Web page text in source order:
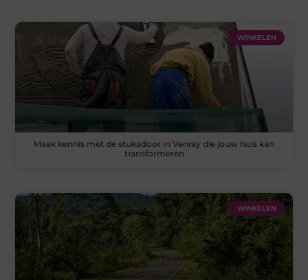
WINKELEN
Maak kennis met de stukadoor in Venray die jouw huis kan
transformeren
WINKELEN